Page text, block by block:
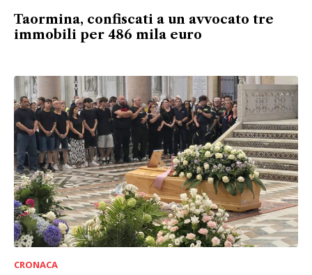
Taormina, confiscati a un avvocato tre
immobili per 486 mila euro
CRONACA